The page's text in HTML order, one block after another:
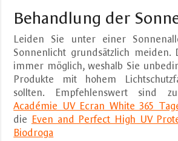
Behandlung der
Leiden Sie unter einer
Sonnenlicht grundsätzlich meiden.
immer möglich, weshalb Sie
Produkte mit hohem
sollten. Empfehlenswert sind
Académie UV Ecran White 365
die Even and Perfect High UV
Biodroga